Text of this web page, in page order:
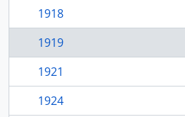
1918
1919
1921
1924